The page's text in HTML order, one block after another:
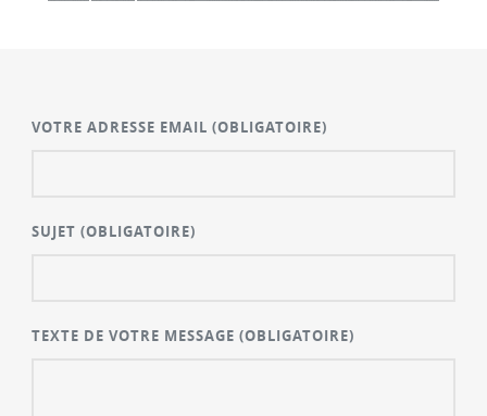
VOTRE ADRESSE EMAIL(OBLIGATOIRE)
SUJET(OBLIGATOIRE)
TEXTE DE VOTRE MESSAGE(OBLIGATOIRE)